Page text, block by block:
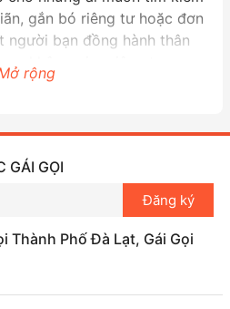
gắn bó riêng tư hoặc đơn
người bạn đồng hành thân
không gian riêng tư.
đẹp xuất sắc, thái độ phục
đáp ứng mọi nhu cầu của
đáo và tận tâm. Ngoài ra,
luôn cập nhật xu hướng và sở
hợp với từng yêu cầu riêng
rộng
GÁI GỌI
Đăng ký
Thành Phố Đà Lạt, Gái Gọi